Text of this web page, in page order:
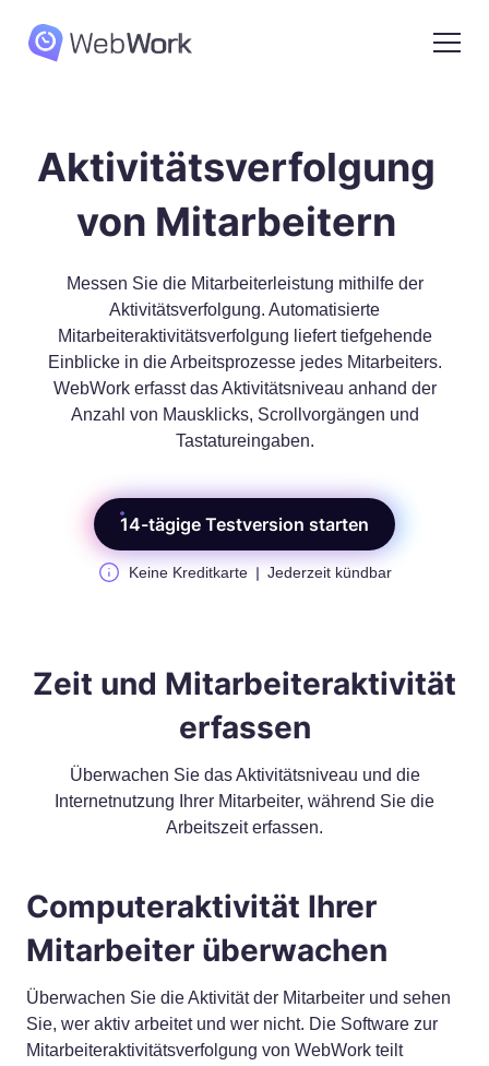
Aktivitätsverfolgung
von Mitarbeitern
Messen Sie die Mitarbeiterleistung mithilfe der
Aktivitätsverfolgung. Automatisierte
Mitarbeiteraktivitätsverfolgung liefert tiefgehende
Einblicke in die Arbeitsprozesse jedes Mitarbeiters.
WebWork erfasst das Aktivitätsniveau anhand der
Anzahl von Mausklicks, Scrollvorgängen und
Tastatureingaben.
14-tägige Testversion starten
Keine Kreditkarte Jederzeit kündbar
Zeit und Mitarbeiteraktivität
erfassen
Überwachen Sie das Aktivitätsniveau und die
Internetnutzung Ihrer Mitarbeiter, während Sie die
Arbeitszeit erfassen.
Computeraktivität Ihrer
Mitarbeiter überwachen
Überwachen Sie die Aktivität der Mitarbeiter und sehen
Sie, wer aktiv arbeitet und wer nicht. Die Software zur
Mitarbeiteraktivitätsverfolgung von WebWork teilt